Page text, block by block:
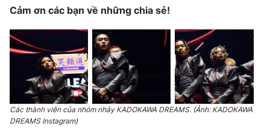
Cảm ơn các bạn về những chia sẻ!
Các thành viên của nhóm nhảy KADOKAWA DREAMS. (Ảnh: KADOKAWA
DREAMS Instagram)